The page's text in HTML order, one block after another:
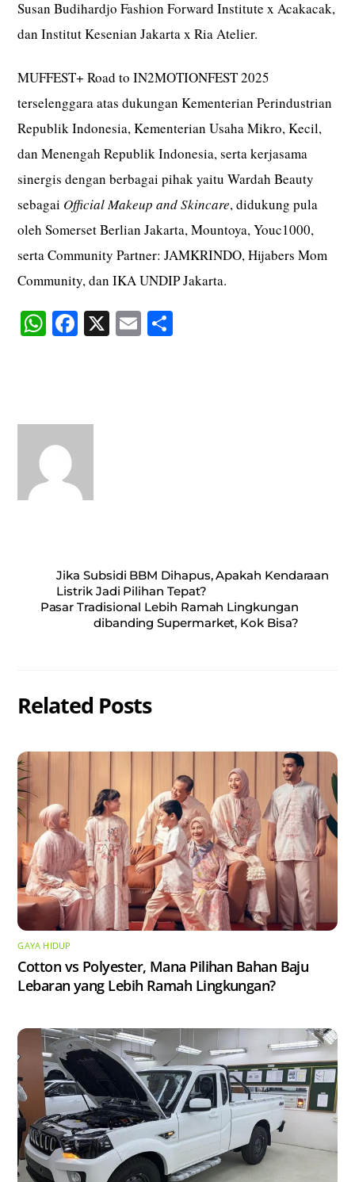
Susan Budihardjo Fashion Forward Institute x Acakacak,
dan Institut Kesenian Jakarta x Ria Atelier.
MUFFEST+ Road to IN2MOTIONFEST 2025
terselenggara atas dukungan Kementerian Perindustrian
Republik Indonesia, Kementerian Usaha Mikro, Kecil,
dan Menengah Republik Indonesia, serta kerjasama
sinergis dengan berbagai pihak yaitu Wardah Beauty
sebagai Official Makeup and Skincare, didukung pula
oleh Somerset Berlian Jakarta, Mountoya, Youc1000,
serta Community Partner: JAMKRINDO, Hijabers Mom
Community, dan IKA UNDIP Jakarta.
W
pp
Fa X E
Jika Subsidi BBM Dihapus, Apakah Kendaraan
Listrik Jadi Pilihan Tepat?
Pasar Tradisional Lebih Ramah Lingkungan
dibanding Supermarket, Kok Bisa?
Related Posts
GAYA HIDUP
Cotton vs Polyester, Mana Pilihan Bahan Baju
Lebaran yang Lebih Ramah Lingkungan?